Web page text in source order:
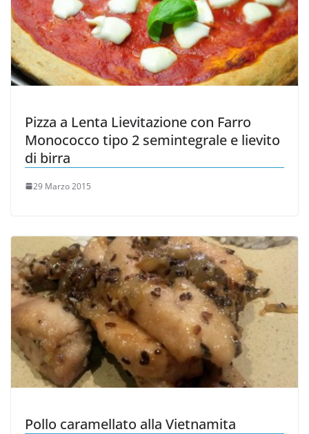
Pizza a Lenta Lievitazione con Farro
Monococco tipo 2 semintegrale e lievito
di birra
29 Marzo 2015
Pollo caramellato alla Vietnamita